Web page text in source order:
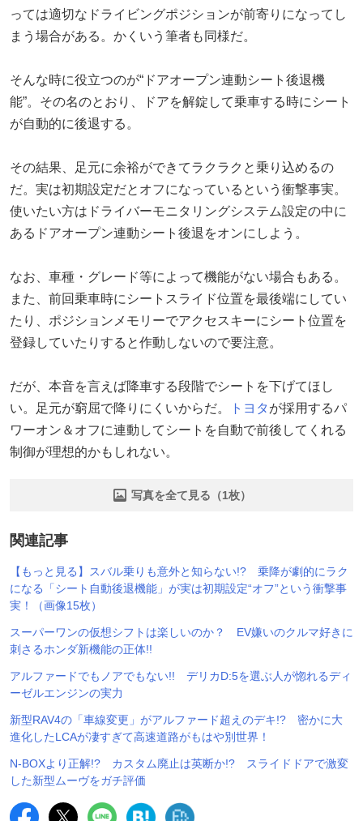
っては適切なドライビングポジションが前寄りになってし
まう場合がある。かくいう筆者も同様だ。
そんな時に役立つのが“ドアオープン連動シート後退機
能”。その名のとおり、ドアを解錠して乗車する時にシート
が自動的に後退する。
その結果、足元に余裕ができてラクラクと乗り込めるの
だ。実は初期設定だとオフになっているという衝撃事実。
使いたい方はドライバーモニタリングシステム設定の中に
あるドアオープン連動シート後退をオンにしよう。
なお、車種・グレード等によって機能がない場合もある。
また、前回乗車時にシートスライド位置を最後端にしてい
たり、ポジションメモリーでアクセスキーにシート位置を
登録していたりすると作動しないので要注意。
だが、本音を言えば降車する段階でシートを下げてほし
い。足元が窮屈で降りにくいからだ。
トヨタ が採用するパ
ワーオン＆オフに連動してシートを自動で前後してくれる
制御が理想的かもしれない。
写真を全て見る（1枚）
関連記事
【もっと見る】スバル乗りも意外と知らない!? 乗降が劇的にラク
になる「シート自動後退機能」が実は初期設定“オフ”という衝撃事
実！（画像15枚）
スーパーワンの仮想シフトは楽しいのか？ EV嫌いのクルマ好きに
刺さるホンダ新機能の正体!!
アルファードでもノアでもない!! デリカD:5を選ぶ人が惚れるディ
ーゼルエンジンの実力
新型RAV4の「車線変更」がアルファード超えのデキ!? 密かに大
進化したLCAが凄すぎて高速道路がもはや別世界！
N-BOXより正解!? カスタム廃止は英断か!? スライドドアで激変
した新型ムーヴをガチ評価